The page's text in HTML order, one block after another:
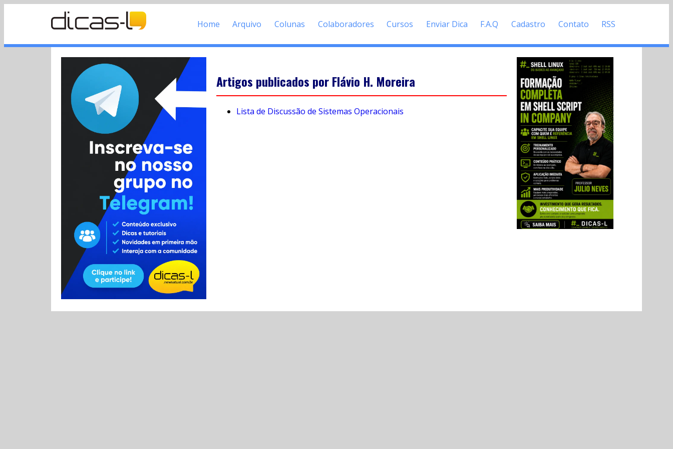
Home Arquivo Colunas Colaboradores Cursos Enviar Dica F.A.Q Cadastro Contato RSS
Artigos publicados por Flávio H. Moreira
Lista de Discussão de Sistemas Operacionais